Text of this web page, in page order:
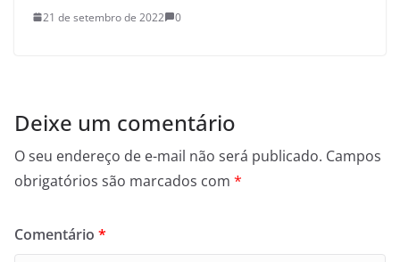
21 de setembro de 2022 0
Deixe um comentário
O seu endereço de e-mail não será publicado. Campos
obrigatórios são marcados com *
Comentário *